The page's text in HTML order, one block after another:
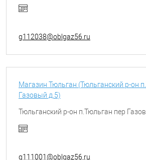
g112038@oblgaz56.ru
Магазин Тюльган (Тюльганский р-он
Газовый д.5)
Тюльганский р-он п.Тюльган пер
g111001@oblgaz56.ru